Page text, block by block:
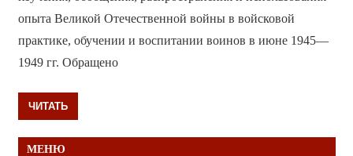
опыта Великой Отечественной войны в войсковой
практике, обучении и воспитании воинов в июне 1945—
1949 гг. Обращено
ЧИТАТЬ
МЕНЮ